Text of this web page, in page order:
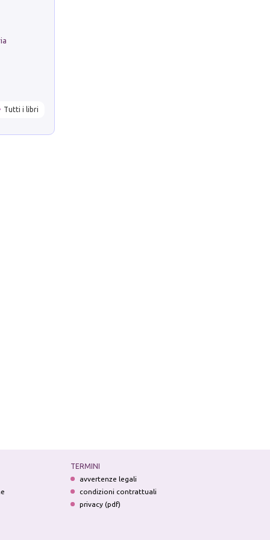
Tutti i libri
TERMINI
avvertenze legali
condizioni contrattuali
privacy (pdf)